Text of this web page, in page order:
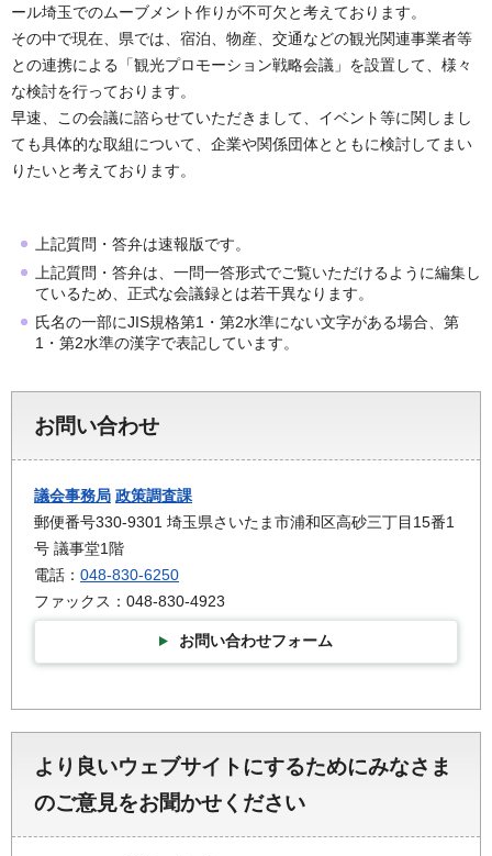
ール埼玉でのムーブメント作りが不可欠と考えております。
その中で現在、県では、宿泊、物産、交通などの観光関連事業者等
との連携による「観光プロモーション戦略会議」を設置して、様々
な検討を行っております。
早速、この会議に諮らせていただきまして、イベント等に関しまし
ても具体的な取組について、企業や関係団体とともに検討してまい
りたいと考えております。
上記質問・答弁は速報版です。
上記質問・答弁は、一問一答形式でご覧いただけるように編集し
ているため、正式な会議録とは若干異なります。
氏名の一部にJIS規格第1・第2水準にない文字がある場合、第
1・第2水準の漢字で表記しています。
お問い合わせ
議会事務局 政策調査課
郵便番号330-9301 埼玉県さいたま市浦和区高砂三丁目15番1
号 議事堂1階
電話： 048-830-6250
ファックス：048-830-4923
お問い合わせフォーム
より良いウェブサイトにするためにみなさま
のご意見をお聞かせください